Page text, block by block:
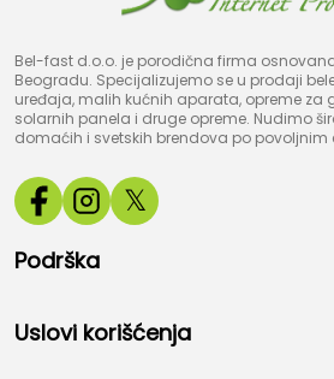
Bel-fast d.o.o. je porodična firma
Beogradu. Specijalizujemo se u prodaji
uređaja, malih kućnih aparata, opreme za
solarnih panela i druge opreme. Nudimo
domaćih i svetskih brendova po povoljnim
𝕏
Podrška
Uslovi korišćenja